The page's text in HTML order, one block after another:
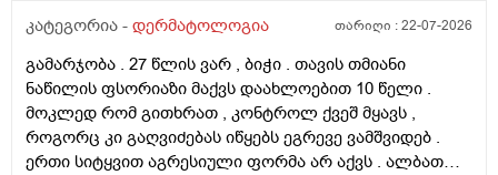
კატეგორია - დერმატოლოგია თარიღი :22-07-2026
გამარჯობა . 27 წლის ვარ , ბიჭი . თავის თმიანი
ნაწილის ფსორიაზი მაქვს დაახლოებით 10 წელი .
მოკლედ რომ გითხრათ , კონტროლ ქვეშ მყავს ,
როგორც კი გაღვიძებას იწყებს ეგრევე ვამშვიდებ .
ერთი სიტყვით აგრესიული ფორმა არ აქვს . ალბათ